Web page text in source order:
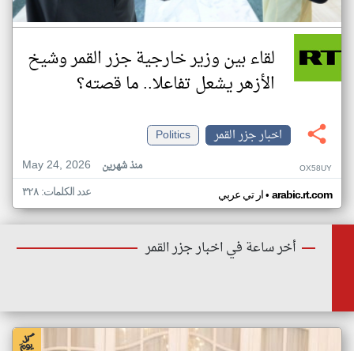
لقاء بين وزير خارجية جزر القمر وشيخ
الأزهر يشعل تفاعلا.. ما قصته؟
اخبار جزر القمر
Politics
May 24, 2026
منذ شهرين OX58UY
ار تي عربي• arabic.rt.com عدد الكلمات: ٣٢٨
أخر ساعة في اخبار جزر القمر